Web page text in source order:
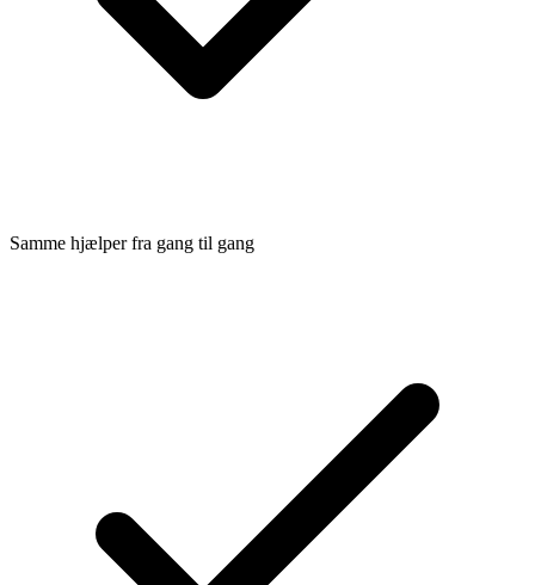
Samme hjælper fra gang til gang